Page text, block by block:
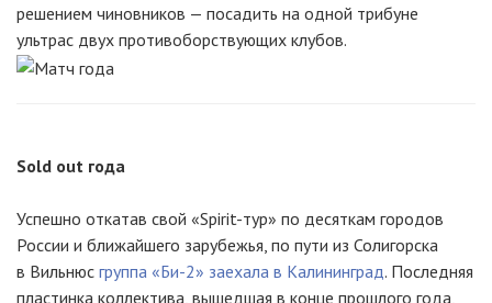
решением чиновников — посадить на одной трибуне
ультрас двух противоборствующих клубов.
Sold out года
Успешно откатав свой «Spirit-тур» по десяткам городов
России и ближайшего зарубежья, по пути из Солигорска
в Вильнюс группа «Би-2» заехала в Калининград. Последняя
пластинка коллектива, вышедшая в конце прошлого года,